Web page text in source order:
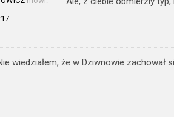
wiedziałem, że w Dziwnowie zachował